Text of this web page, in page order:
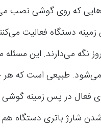
هایی که روی گوشی نصب
دستگاه فعالیت
نگه می‌دارند. این مسئله
طبیعی است که هر
فعال در پس زمینه
شارژ باتری دستگاه هم